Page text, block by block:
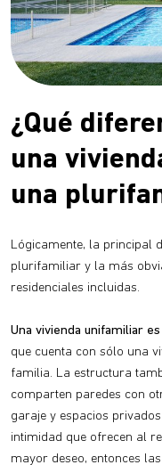
¿Qué
una
una
Lógicamente, la principal
plurifamiliar y la más
residenciales incluidas.
Una vivienda unifamiliar
que cuenta con sólo una
familia. La estructura
comparten paredes con
garaje y espacios
intimidad que ofrecen al
mayor deseo, entonces